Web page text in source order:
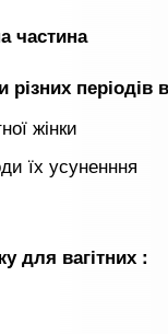
частина
періодів
жінки
їх усуненння
для вагітних :